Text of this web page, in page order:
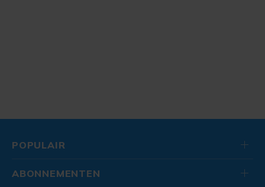
POPULAIR
ABONNEMENTEN